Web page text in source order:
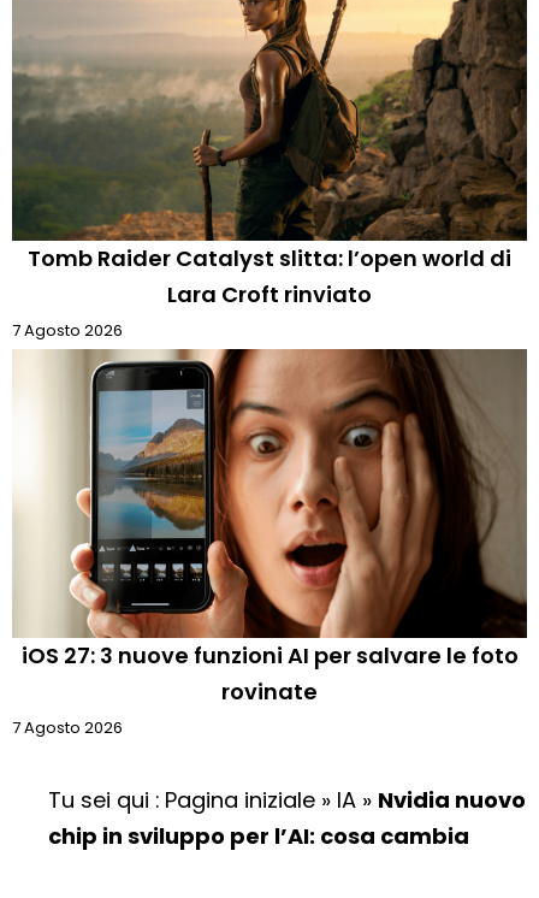
Tomb Raider Catalyst slitta: l’open world di
Lara Croft rinviato
7 Agosto 2026
iOS 27: 3 nuove funzioni AI per salvare le foto
rovinate
7 Agosto 2026
Tu sei qui : Pagina iniziale » IA » Nvidia nuovo
chip in sviluppo per l’AI: cosa cambia